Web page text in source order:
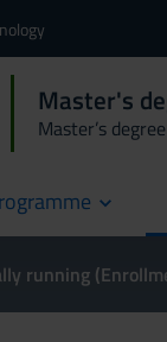
Master's
Master’s degree
running